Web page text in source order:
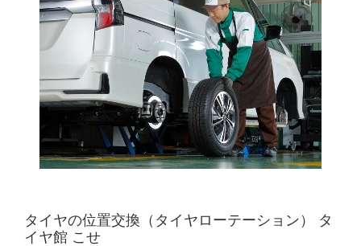
タイヤの位置交換（タイヤローテーション） タ
イヤ館 こせ